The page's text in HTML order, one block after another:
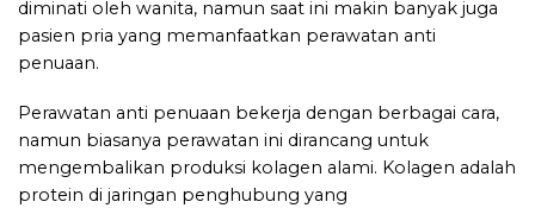
diminati oleh wanita, namun saat ini makin banyak juga
pasien pria yang memanfaatkan perawatan anti
penuaan.
Perawatan anti penuaan bekerja dengan berbagai cara,
namun biasanya perawatan ini dirancang untuk
mengembalikan produksi kolagen alami. Kolagen adalah
protein di jaringan penghubung yang